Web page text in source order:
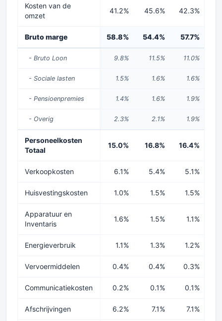
Kosten van de
omzet
41.2% 45.6% 42.3%
Bruto marge 58.8% 54.4% 57.7%
- Bruto Loon 9.8% 11.5% 11.0%
- Sociale lasten 1.5% 1.6% 1.6%
- Pensioenpremies 1.4% 1.6% 1.9%
- Overig 2.3% 2.1% 1.9%
Personeelkosten
Totaal
15.0% 16.8% 16.4%
Verkoopkosten 6.1% 5.4% 5.1%
Huisvestingskosten 1.0% 1.5% 1.5%
Apparatuur en
Inventaris
1.6% 1.5% 1.1%
Energieverbruik 1.1% 1.3% 1.2%
Vervoermiddelen 0.4% 0.4% 0.3%
Communicatiekosten 0.2% 0.1% 0.1%
Afschrijvingen 6.2% 7.1% 7.1%